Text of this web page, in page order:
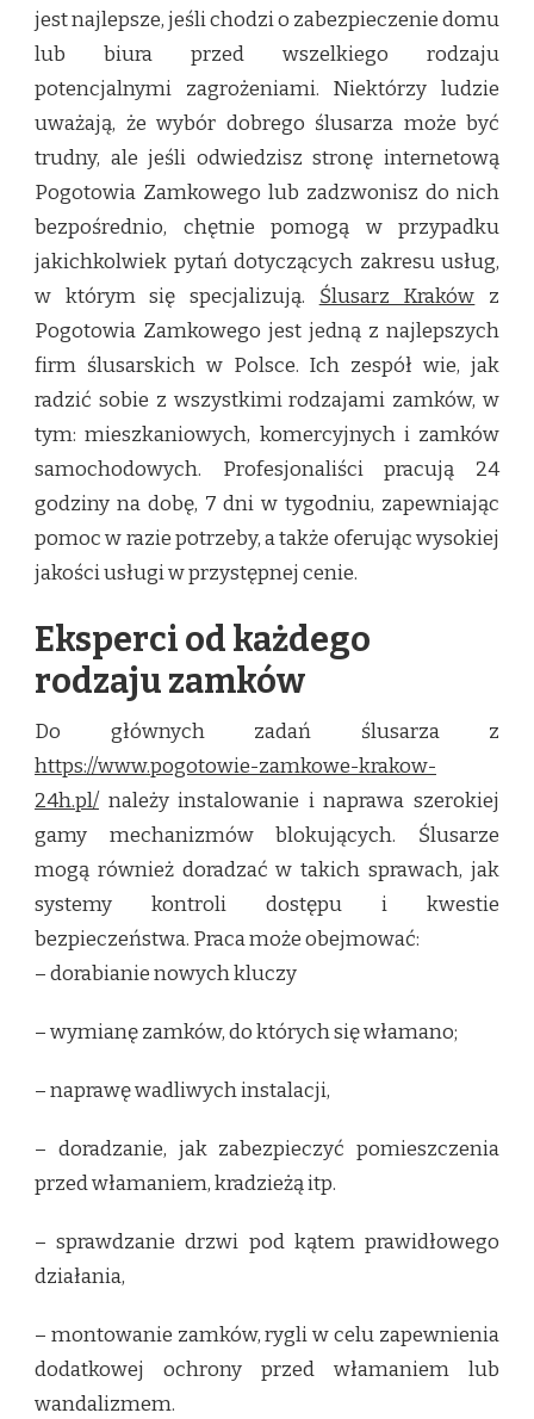
jest najlepsze, jeśli chodzi o zabezpieczenie domu
lub biura przed wszelkiego rodzaju
potencjalnymi zagrożeniami. Niektórzy ludzie
uważają, że wybór dobrego ślusarza może być
trudny, ale jeśli odwiedzisz stronę internetową
Pogotowia Zamkowego lub zadzwonisz do nich
bezpośrednio, chętnie pomogą w przypadku
jakichkolwiek pytań dotyczących zakresu usług,
w którym się specjalizują. Ślusarz Kraków z
Pogotowia Zamkowego jest jedną z najlepszych
firm ślusarskich w Polsce. Ich zespół wie, jak
radzić sobie z wszystkimi rodzajami zamków, w
tym: mieszkaniowych, komercyjnych i zamków
samochodowych. Profesjonaliści pracują 24
godziny na dobę, 7 dni w tygodniu, zapewniając
pomoc w razie potrzeby, a także oferując wysokiej
jakości usługi w przystępnej cenie.
Eksperci od każdego
rodzaju zamków
Do głównych zadań ślusarza z
https://www.pogotowie-zamkowe-krakow-
24h.pl/ należy instalowanie i naprawa szerokiej
gamy mechanizmów blokujących. Ślusarze
mogą również doradzać w takich sprawach, jak
systemy kontroli dostępu i kwestie
bezpieczeństwa. Praca może obejmować:
– dorabianie nowych kluczy
– wymianę zamków, do których się włamano;
– naprawę wadliwych instalacji,
– doradzanie, jak zabezpieczyć pomieszczenia
przed włamaniem, kradzieżą itp.
– sprawdzanie drzwi pod kątem prawidłowego
działania,
– montowanie zamków, rygli w celu zapewnienia
dodatkowej ochrony przed włamaniem lub
wandalizmem.